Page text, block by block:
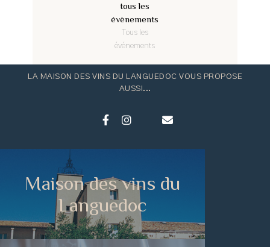
tous les
évènements
Tous les
événements
LA MAISON DES VINS DU LANGUEDOC VOUS PROPOSE
AUSSI...
Maison des vins du
Languedoc